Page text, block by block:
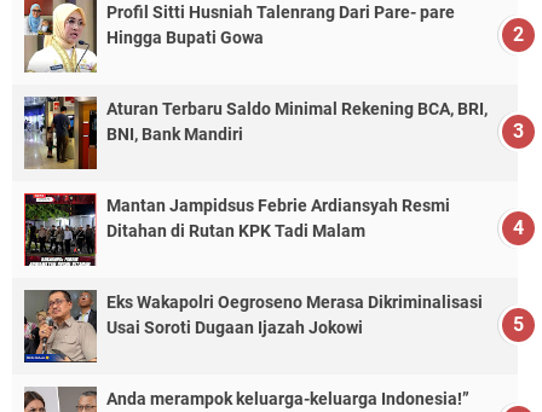
Profil Sitti Husniah Talenrang Dari Pare- pare
Hingga Bupati Gowa
Aturan Terbaru Saldo Minimal Rekening BCA, BRI,
BNI, Bank Mandiri
Mantan Jampidsus Febrie Ardiansyah Resmi
Ditahan di Rutan KPK Tadi Malam
Eks Wakapolri Oegroseno Merasa Dikriminalisasi
Usai Soroti Dugaan Ijazah Jokowi
Anda merampok keluarga-keluarga Indonesia!”